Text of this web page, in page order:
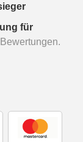
für
Bewertungen.